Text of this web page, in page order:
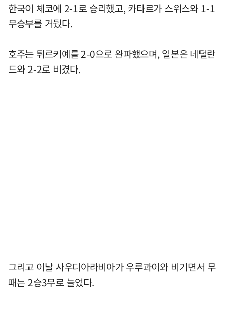
한국이 체코에 2-1로 승리했고, 카타르가 스위스와 1-1
무승부를 거뒀다.
호주는 튀르키예를 2-0으로 완파했으며, 일본은 네덜란
드와 2-2로 비겼다.
그리고 이날 사우디아라비아가 우루과이와 비기면서 무
패는 2승3무로 늘었다.